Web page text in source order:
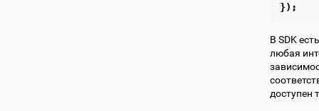
});
В SDK
любая
доступен